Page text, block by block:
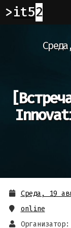
it52
Среда, 19
online
Организатор: